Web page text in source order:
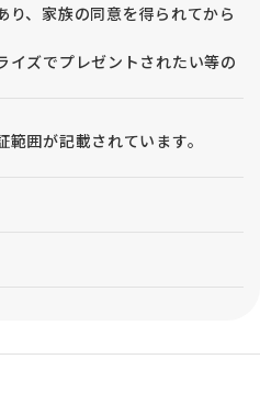
り、家族の同意を得られてから
イズでプレゼントされたい等の
囲が記載されています。